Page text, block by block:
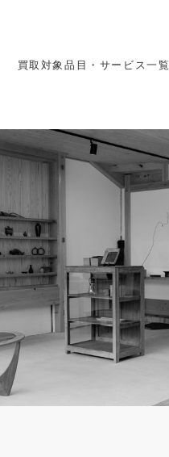
買取対象品目・サービス一覧